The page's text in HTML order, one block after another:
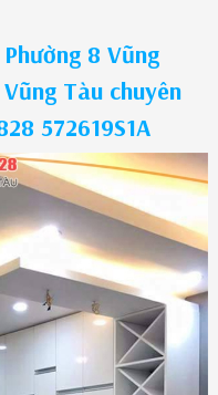
8 Vũng
Tàu chuyên
572619S1A